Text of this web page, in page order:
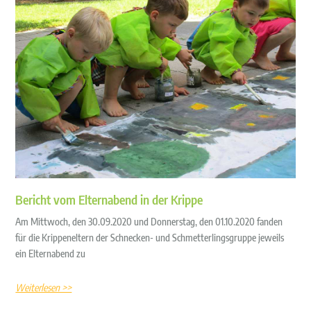
Bericht vom Elternabend in der Krippe
Am Mittwoch, den 30.09.2020 und Donnerstag, den 01.10.2020 fanden
für die Krippeneltern der Schnecken- und Schmetterlingsgruppe jeweils
ein Elternabend zu
Weiterlesen >>